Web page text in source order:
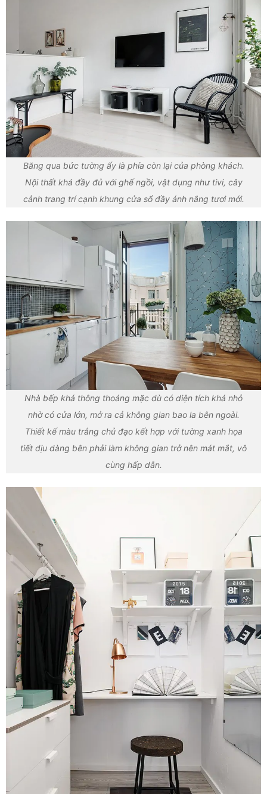
Băng qua bức tường ấy là phía còn lại của phòng khách.
Nội thất khá đầy đủ với ghế ngồi, vật dụng như tivi, cây
cảnh trang trí cạnh khung cửa sổ đầy ánh nắng tươi mới.
Nhà bếp khá thông thoáng mặc dù có diện tích khá nhỏ
nhờ có cửa lớn, mở ra cả không gian bao la bên ngoài.
Thiết kế màu trắng chủ đạo kết hợp với tường xanh họa
tiết dịu dàng bên phải làm không gian trở nên mát mắt, vô
cùng hấp dẫn.